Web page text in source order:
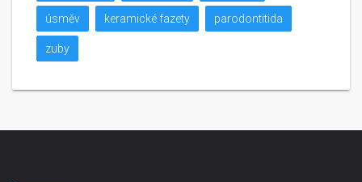
úsměv keramické fazety parodontitida
zuby